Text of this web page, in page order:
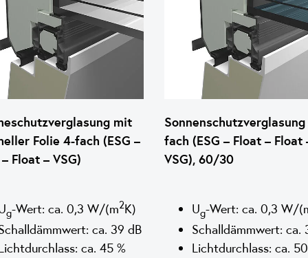
mit
Folie 4-fach (ESG –
Float – VSG)
g-Wert: ca. 0,3 W/(m2K)
ca. 39 dB
ca. 45 %
fach (ESG – Float – Float
VSG), 60/30
Ug-Wert: ca. 0,3 W/
Schalldämmwert: ca.
Lichtdurchlass: ca.